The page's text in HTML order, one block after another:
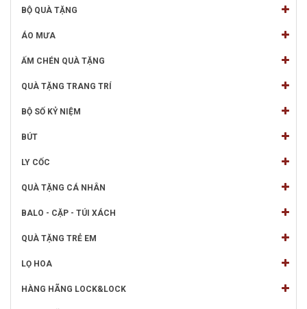
BỘ QUÀ TẶNG
ÁO MƯA
ẤM CHÉN QUÀ TẶNG
QUÀ TẶNG TRANG TRÍ
BỘ SỐ KỶ NIỆM
BÚT
LY CỐC
QUÀ TẶNG CÁ NHÂN
BALO - CẶP - TÚI XÁCH
QUÀ TẶNG TRẺ EM
LỌ HOA
HÀNG HÃNG LOCK&LOCK